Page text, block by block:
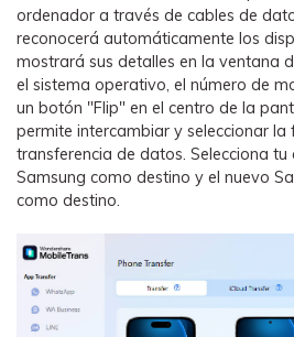
ordenador a través de cables de
reconocerá automáticamente los
mostrará sus detalles en la ventana
el sistema operativo, el número de
un botón "Flip" en el centro de la
permite intercambiar y seleccionar la
transferencia de datos. Selecciona
Samsung como destino y el nuevo
como destino.